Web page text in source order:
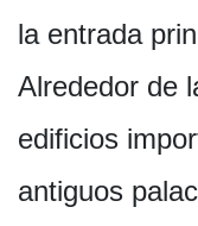
la entrada
Alrededor de
edificios
antiguos